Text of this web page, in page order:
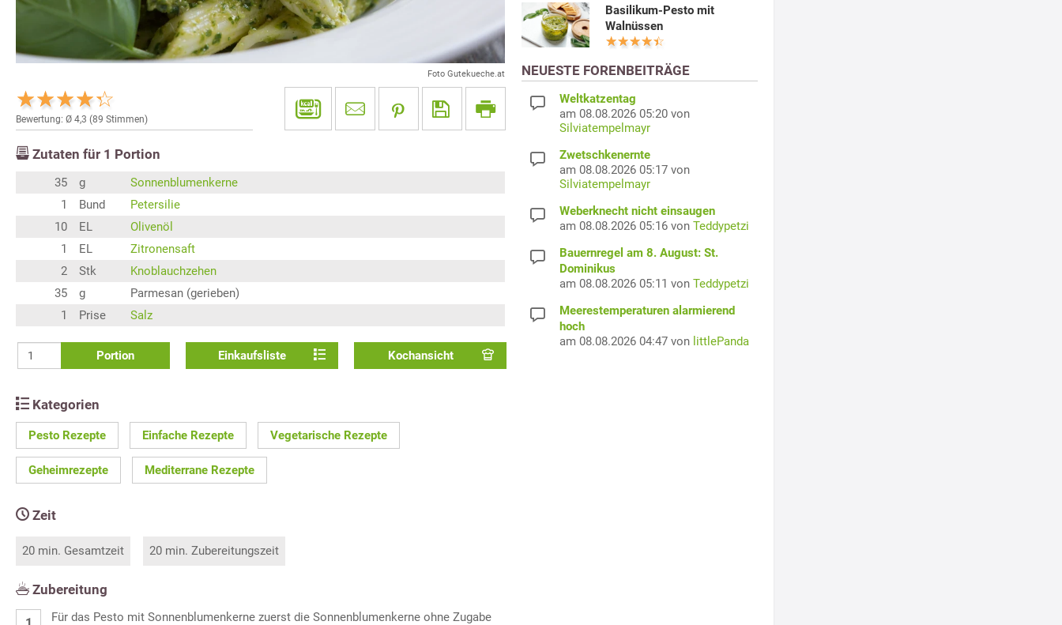
Foto Gutekueche.at
Bewertung: Ø 4,3 (89 Stimmen)
Zutaten für 1 Portion
35 g
Sonnenblumenkerne
1
Bund
Petersilie
10
EL
Olivenöl
1
EL
Zitronensaft
2
Stk
Knoblauchzehen
35
g
Parmesan (gerieben)
1
Prise Salz
Portion Einkaufsliste Kochansicht
Kategorien
Pesto Rezepte Einfache Rezepte Vegetarische Rezepte
Geheimrezepte Mediterrane Rezepte
Zeit
20 min. Gesamtzeit 20 min. Zubereitungszeit
Zubereitung
Für das Pesto mit Sonnenblumenkerne zuerst die Sonnenblumenkerne ohne Zugabe
Basilikum-Pesto mit
Walnüssen
NEUESTE FORENBEITRÄGE
Weltkatzentag
am 08.08.2026 05:20 von
Silviatempelmayr
Zwetschkenernte
am 08.08.2026 05:17 von
Silviatempelmayr
Weberknecht nicht einsaugen
am 08.08.2026 05:16 von Teddypetzi
Bauernregel am 8. August: St.
Dominikus
am 08.08.2026 05:11 von Teddypetzi
Meerestemperaturen alarmierend
hoch
am 08.08.2026 04:47 von littlePanda